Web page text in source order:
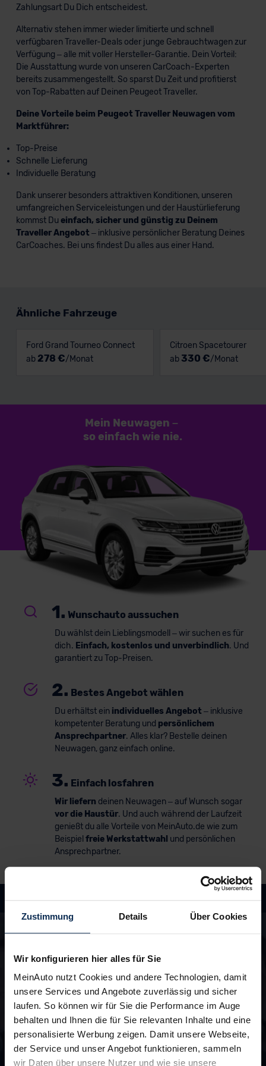
Zustimmung Details Über Cookies
Wir konfigurieren hier alles für Sie
MeinAuto nutzt Cookies und andere Technologien, damit
unsere Services und Angebote zuverlässig und sicher
laufen. So können wir für Sie die Performance im Auge
behalten und Ihnen die für Sie relevanten Inhalte und eine
personalisierte Werbung zeigen. Damit unsere Webseite,
der Service und unser Angebot funktionieren, sammeln
wir Daten über unsere Nutzer und wie sie unsere
Zahlungsart Du Dich entscheidest.
Alternativ stehen immer wieder limitierte und schnell
verfügbaren Traveller-Deals oder junge Gebrauchtwagen zur
Verfügung – alle mit voller Hersteller-Garantie. Dein Vorteil:
Die Ausstattung wurde von unseren CarCoach-Experten
bereits zusammengestellt. So sparst Du Zeit und profitierst
von Top-Rabatten auf Deinen Peugeot Traveller.
Deine Vorteile beim Peugeot Traveller Neuwagen vom
Marktführer:
Top-Preise
Schnelle Lieferung
Individuelle Beratung
Dank unserer besonders attraktiven Konditionen, unseren
umfangreichen Serviceleistungen und der Haustürlieferung
kommst Du einfach, sicher und günstig zu Deinem
Traveller Angebot – inklusive persönlicher Beratung Deines
CarCoaches. Bei uns findest Du alles aus einer Hand.
Ähnliche Fahrzeuge
Ford Grand Tourneo Connect
ab 278 €/Monat
Citroen Spacetourer
ab 330 €/Monat
Mein Neuwagen –
so einfach wie nie.
1. Wunschauto aussuchen
Du wählst dein Lieblingsmodell – wir suchen es für
dich. Einfach, kostenlos und unverbindlich. Und
garantiert zu Top-Preisen.
2. Bestes Angebot wählen
Du erhältst ein individuelles Angebot – inklusive
kompetenter Beratung und persönlichem
Ansprechpartner. Alles klar? Bestelle deinen
Neuwagen, ganz einfach online.
3. Einfach losfahren
Wir liefern deinen Neuwagen – auf Wunsch sogar
vor die Haustür. Und auch während der Laufzeit
genießt du alle Vorteile von MeinAuto.de wie zum
Beispiel freie Werkstattwahl und persönlichen
Ansprechpartner.
Hast du Fragen?
In unseren FAQ findest du Antworten rund um
Lieferzeiten
zu den FAQ
Unsere Top Marken